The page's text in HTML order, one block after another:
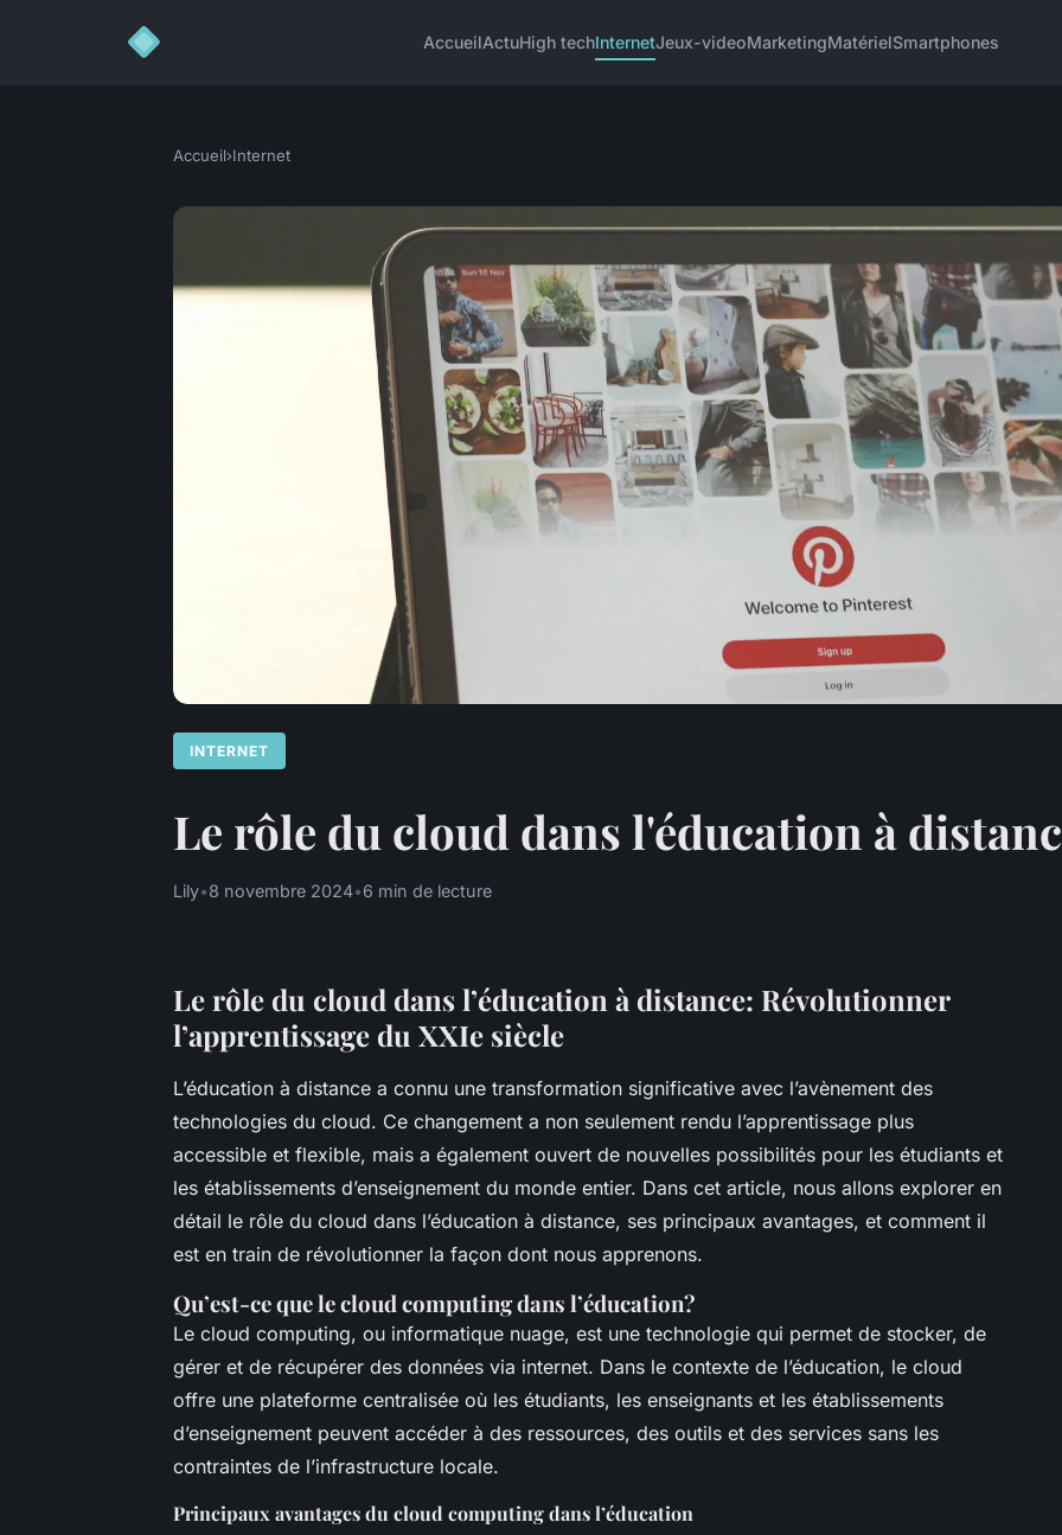
AccueilActuHigh techInternetJeux-videoMarketingMatérielSmartphones
Accueil›Internet
INTERNET
Le rôle du cloud dans l'éducation à
Lily•8 novembre 2024•6 min de lecture
Le rôle du cloud dans l’éducation à distance: Révolutionner
l’apprentissage du XXIe siècle
L’éducation à distance a connu une transformation significative avec l’avènement des
technologies du cloud. Ce changement a non seulement rendu l’apprentissage plus
accessible et flexible, mais a également ouvert de nouvelles possibilités pour les étudiants et
les établissements d’enseignement du monde entier. Dans cet article, nous allons explorer en
détail le rôle du cloud dans l’éducation à distance, ses principaux avantages, et comment il
est en train de révolutionner la façon dont nous apprenons.
Qu’est-ce que le cloud computing dans l’éducation?
Le cloud computing, ou informatique nuage, est une technologie qui permet de stocker, de
gérer et de récupérer des données via internet. Dans le contexte de l’éducation, le cloud
offre une plateforme centralisée où les étudiants, les enseignants et les établissements
d’enseignement peuvent accéder à des ressources, des outils et des services sans les
contraintes de l’infrastructure locale.
Principaux avantages du cloud computing dans l’éducation